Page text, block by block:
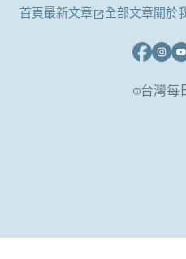
首頁最新文章 全部文章關於
©台灣每